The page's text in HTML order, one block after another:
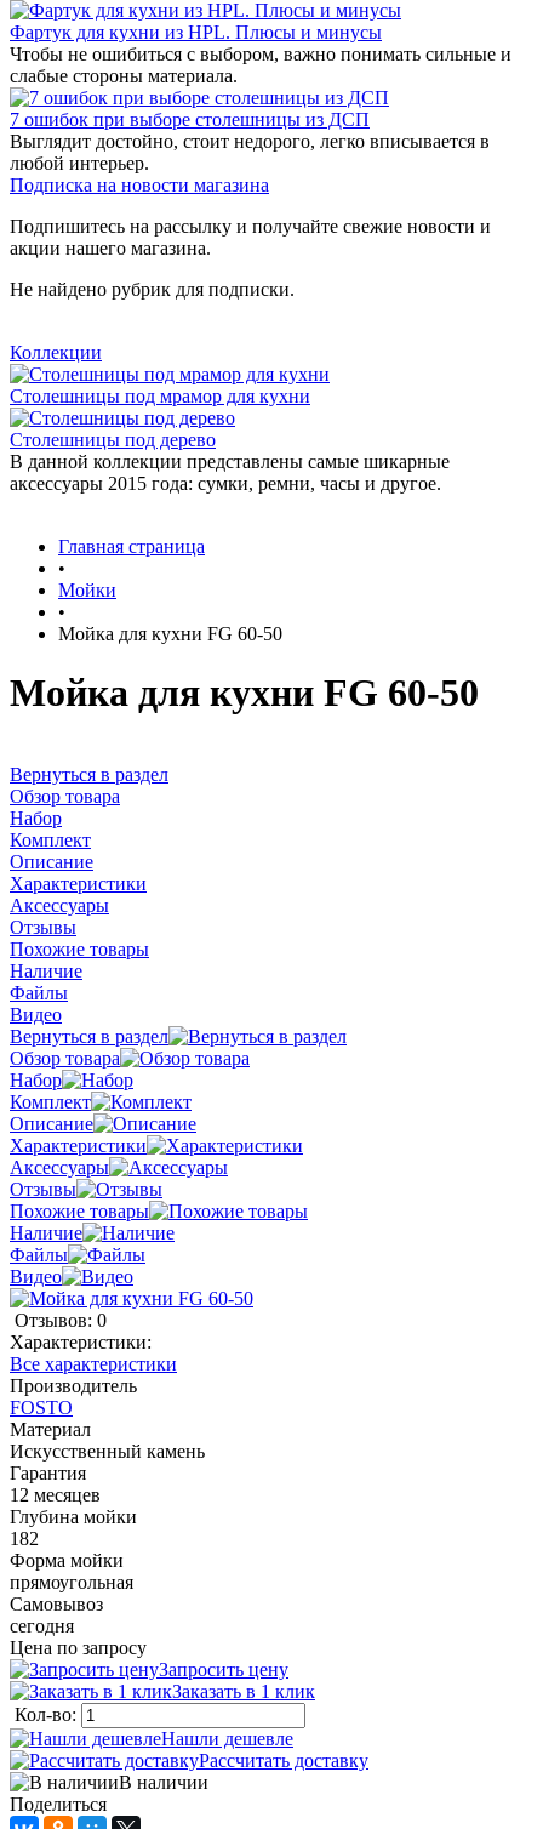
Фартук для кухни из HPL. Плюсы и минусы
Чтобы не ошибиться с выбором, важно понимать сильные и
слабые стороны материала.
7 ошибок при выборе столешницы из ДСП
Выглядит достойно, стоит недорого, легко вписывается в
любой интерьер.
Подписка на новости магазина
Подпишитесь на рассылку и получайте свежие новости и
акции нашего магазина.
Не найдено рубрик для подписки.
Коллекции
Столешницы под мрамор для кухни
Столешницы под дерево
В данной коллекции представлены самые шикарные
аксессуары 2015 года: сумки, ремни, часы и другое.
Главная страница
•
Мойки
•
Мойка для кухни FG 60-50
Мойка для кухни FG 60-50
Вернуться в раздел
Обзор товара
Набор
Комплект
Описание
Характеристики
Аксессуары
Отзывы
Похожие товары
Наличие
Файлы
Видео
Вернуться в раздел
Обзор товара
Набор
Комплект
Описание
Характеристики
Аксессуары
Отзывы
Похожие товары
Наличие
Файлы
Видео
Отзывов: 0
Характеристики:
Все характеристики
Производитель
FOSTO
Материал
Искусственный камень
Гарантия
12 месяцев
Глубина мойки
182
Форма мойки
прямоугольная
Самовывоз
сегодня
Цена по запросу
Запросить цену
Заказать в 1 клик
Кол-во:
Нашли дешевле
Рассчитать доставку
В наличии
Поделиться